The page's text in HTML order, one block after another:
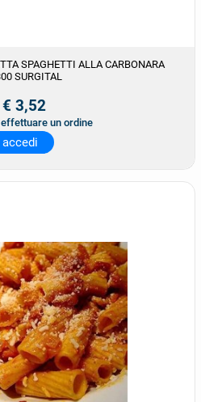
SPAGHETTI ALLA CARBONARA
SURGITAL
€ 3,52
un ordine
accedi